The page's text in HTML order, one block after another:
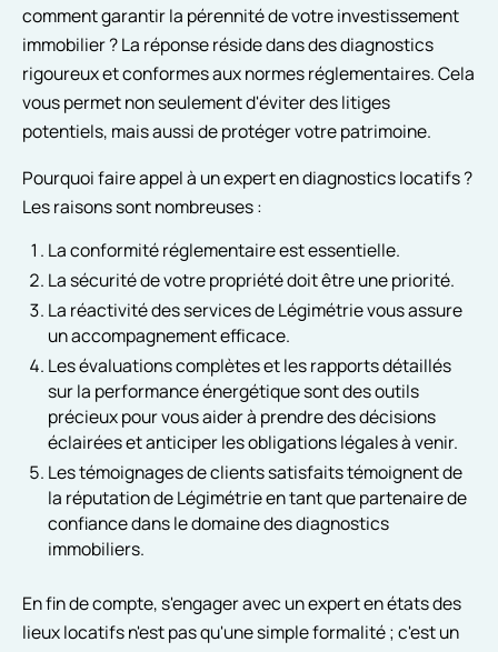
comment garantir la pérennité de votre investissement
immobilier ? La réponse réside dans des diagnostics
rigoureux et conformes aux normes réglementaires. Cela
vous permet non seulement d'éviter des litiges
potentiels, mais aussi de protéger votre patrimoine.
Pourquoi faire appel à un expert en diagnostics locatifs ?
Les raisons sont nombreuses :
La conformité réglementaire est essentielle.
La sécurité de votre propriété doit être une priorité.
La réactivité des services de Légimétrie vous assure
un accompagnement efficace.
Les évaluations complètes et les rapports détaillés
sur la performance énergétique sont des outils
précieux pour vous aider à prendre des décisions
éclairées et anticiper les obligations légales à venir.
Les témoignages de clients satisfaits témoignent de
la réputation de Légimétrie en tant que partenaire de
confiance dans le domaine des diagnostics
immobiliers.
En fin de compte, s'engager avec un expert en états des
lieux locatifs n'est pas qu'une simple formalité ; c'est un